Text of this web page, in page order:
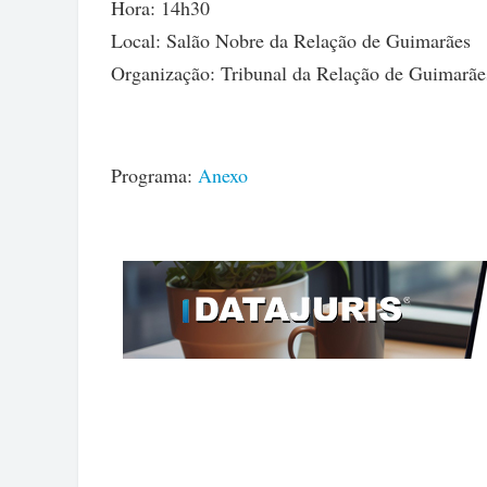
Hora: 14h30
Local: Salão Nobre da Relação de Guimarães
Organização: Tribunal da Relação de
Programa: Anexo